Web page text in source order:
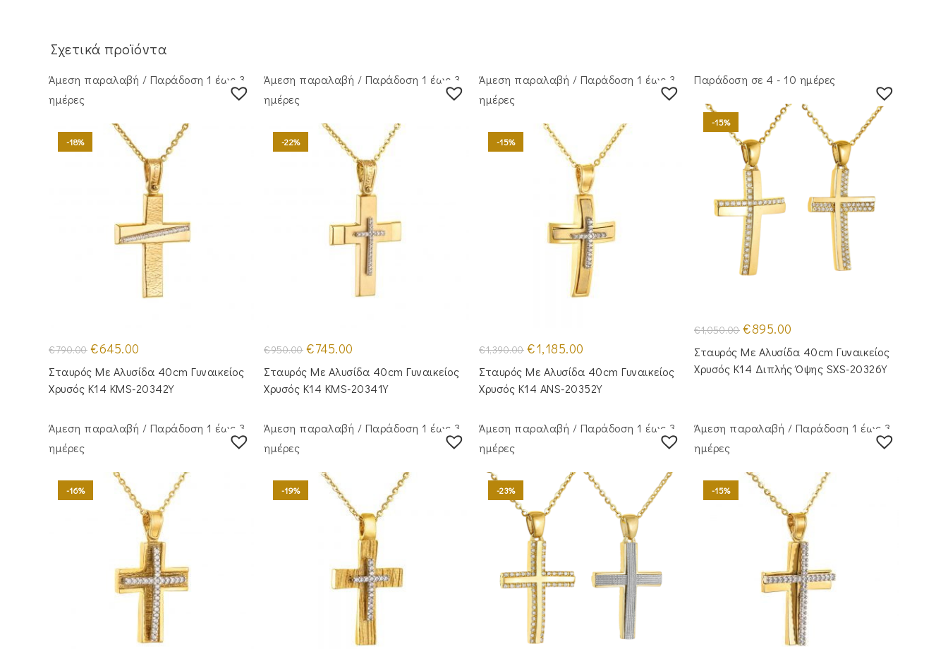
Σχετικά προϊόντα
Άμεση παραλαβή / Παράδoση 1 έως 3
ημέρες
-18%
€790.00 Original
price
was:
€790.00.
€645.00
τιμή
είναι:
€645.00.
Σταυρός Με Αλυσίδα 40cm Γυναικείος
Χρυσός Κ14 KMS-20342Y
Άμεση παραλαβή / Παράδoση 1 έως 3
ημέρες
-22%
€950.00 Original
price
was:
€950.00.
€745.00
τιμή
είναι:
€745.00.
Σταυρός Με Αλυσίδα 40cm Γυναικείος
Χρυσός Κ14 KMS-20341Y
Άμεση παραλαβή / Παράδoση 1 έως 3
ημέρες
-15%
€1,390.00 Original
price
was:
€1,390.00.
€1,185.00
τιμή
είναι:
€1,185.00.
Σταυρός Με Αλυσίδα 40cm Γυναικείος
Χρυσός Κ14 ANS-20352Y
Παράδοση σε 4 - 10 ημέρες
-15%
€1,050.00 Original
price
was:
€1,050.00.
€895.00
τιμή
είναι:
€895.00.
Σταυρός Με Αλυσίδα 40cm Γυναικείος
Χρυσός Κ14 Διπλής Όψης SXS-20326Y
Άμεση παραλαβή / Παράδoση 1 έως 3
ημέρες
-16%
Άμεση παραλαβή / Παράδoση 1 έως 3
ημέρες
-19%
Άμεση παραλαβή / Παράδoση 1 έως 3
ημέρες
-23%
Άμεση παραλαβή / Παράδoση 1 έως 3
ημέρες
-15%